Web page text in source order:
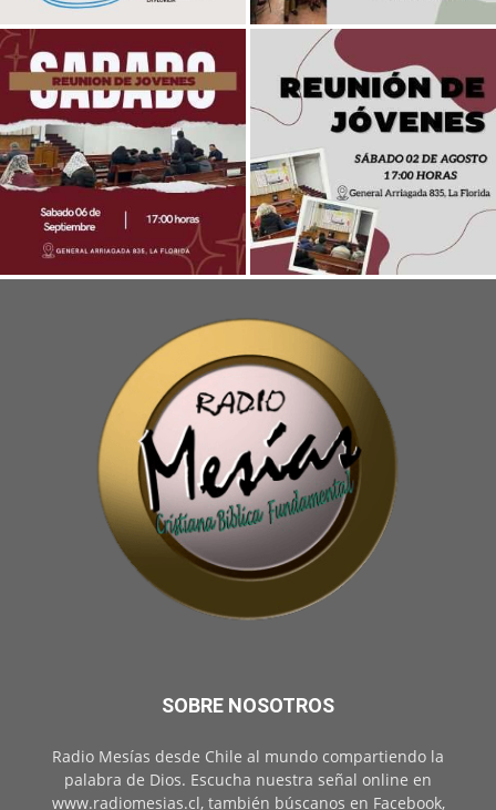
SOBRE NOSOTROS
Radio Mesías desde Chile al mundo compartiendo la
palabra de Dios. Escucha nuestra señal online en
www.radiomesias.cl, también búscanos en Facebook,